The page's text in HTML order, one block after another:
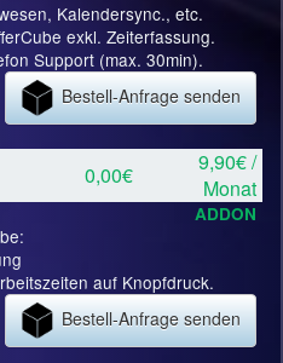
Kalendersync., etc.
exkl. Zeiterfassung.
Support (max. 30min).
Bestell-Anfrage senden
0,00€
9,90€ /
Monat
ADDON
auf Knopfdruck.
Bestell-Anfrage senden